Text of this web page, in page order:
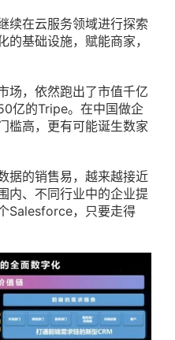
续在云服务领域进行探索
基础设施，赋能商家，
场，依然跑出了市值千亿
亿的Tripe。在中国做企
槛高，更有可能诞生数家
据的销售易，越来越接近
内、不同行业中的企业提
Salesforce，只要走得